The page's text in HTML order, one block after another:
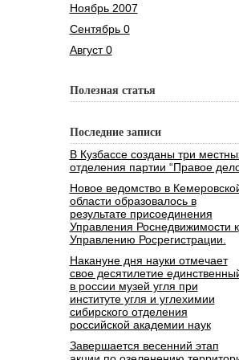
Ноябрь 2007
Сентябрь 0
Август 0
Полезная статья
Последние записи
В Кузбассе созданы три
отделения партии “Правое
Новое ведомство в
области образовалось в
результате присоединения
Управления Роснедвижимости к
Управлению Росрегистрации.
Накануне дня науки отмечает
свое десятилетие
в россии музей угля при
институте угля и углехимии
сибирского отделения
российской академии наук
Завершается весенний этап